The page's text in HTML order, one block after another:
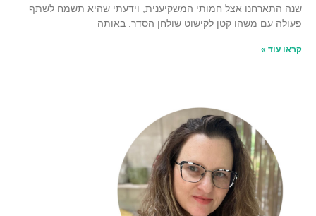
שנה התארחנו אצל חמותי המשקיענית, וידעתי שהיא תשמח לשתף
פעולה עם משהו קטן לקישוט שולחן הסדר. באותה
קראו עוד »